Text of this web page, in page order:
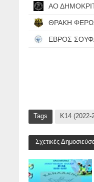
ΑΟ
ΘΡΑΚΗ
ΕΒΡΟΣ
Tags Κ14 (2022-
Σχετικές